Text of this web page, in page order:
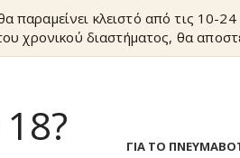
παραμείνει κλειστό από τις 10-
χρονικού διαστήματος, θα
ΒΟΤΑΝΑ ΓΙΑ ΤΟ ΠΝΕΥΜΑ